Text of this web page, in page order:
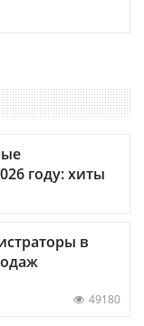
году: хиты
в
49180